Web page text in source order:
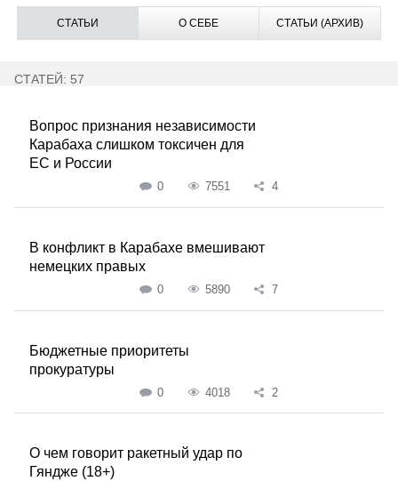
СТАТЬИ О СЕБЕ СТАТЬИ (АРХИВ)
СТАТЕЙ: 57
Вопрос признания независимости
Карабаха слишком токсичен для
ЕС и России
0 7551 4
В конфликт в Карабахе вмешивают
немецких правых
0 5890 7
Бюджетные приоритеты
прокуратуры
0 4018 2
О чем говорит ракетный удар по
Гяндже (18+)